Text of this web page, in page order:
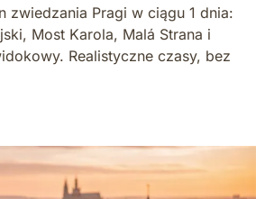
zwiedzania Pragi w ciągu 1 dnia:
Most Karola, Malá Strana i
Realistyczne czasy, bez